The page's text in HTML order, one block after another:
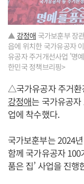
▲ 강정애 국가보훈부 장
읍에 위치한 국가유공자
유공자 주거개선사업 '명
한민국 정책브리핑>
△국가유공자 주거환
강정애는 국가유공
업에 착수했다.
국가보훈부는 2024
함께 국가유공자 100
품은 집’ 사업을 진행